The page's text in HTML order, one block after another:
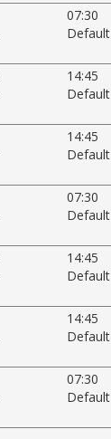
07:30
Default
14:45
Default
14:45
Default
07:30
Default
14:45
Default
14:45
Default
07:30
Default